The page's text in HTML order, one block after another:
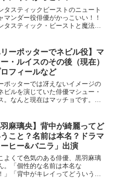
タスティックビーストのニュート
マンダー役俳優がかっこいい！！
タスティック・ビーストと魔法使
俳優がかっこいい！！と胸キュン
子は多いのでは...
リーポッターでネビル役】マ
・ルイスのその後（現在）
フィールなど
ポッターでは冴えないイメージの
ビルを演じていた俳優マシュー・
。なんと現在はマッチョです。今
様子をまとめてみたいと思いま
リーポッターでネビル役...
羽麻璃央】背中が綺麗ってど
こと？名前は本名？ドラマ
ーヒー&バニラ」出演
よくて色気のある俳優、黒羽麻璃
。「個性的な名前は本名な
」「背中がキレイってどういうこ